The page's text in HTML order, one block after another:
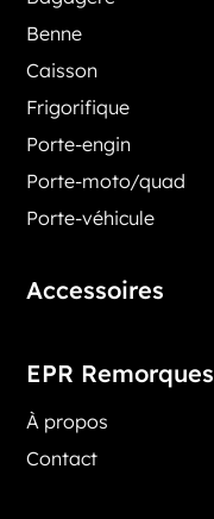
Benne
Caisson
Frigorifique
Porte-engin
Porte-moto/quad
Porte-véhicule
Accessoires
EPR Remorques
À propos
Contact